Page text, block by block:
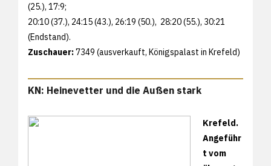
(25.), 17:9;
20:10 (37.), 24:15 (43.), 26:19 (50.), 28:20 (55.), 30:21
(Endstand).
Zuschauer:7349 (ausverkauft, Königspalast in Krefeld)
KN: Heinevetter und die Außen stark
Krefeld.
Angeführ
t vom